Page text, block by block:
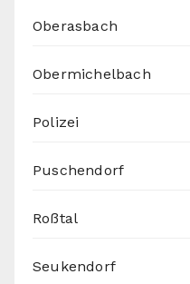
Oberasbach
Obermichelbach
Polizei
Puschendorf
Roßtal
Seukendorf